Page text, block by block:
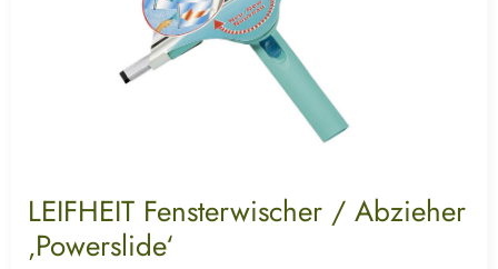
LEIFHEIT Fensterwischer / Abzieher
‚Powerslide‘